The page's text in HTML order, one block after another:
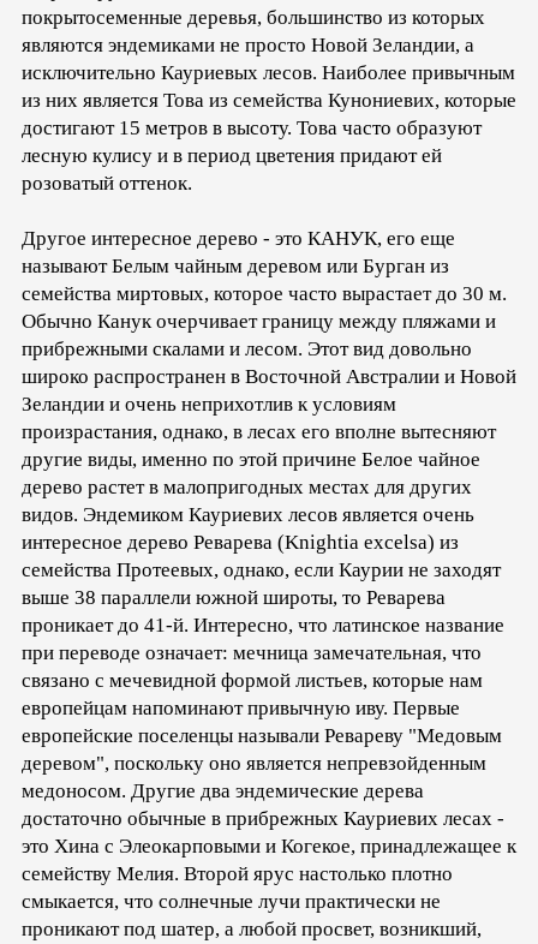
покрытосеменные деревья, большинство из которых
являются эндемиками не просто Новой Зеландии, а
исключительно Кауриевых лесов. Наиболее привычным
из них является Това из семейства Кунониевих, которые
достигают 15 метров в высоту. Това часто образуют
лесную кулису и в период цветения придают ей
розоватый оттенок.
Другое интересное дерево - это КАНУК, его еще
называют Белым чайным деревом или Бурган из
семейства миртовых, которое часто вырастает до 30 м.
Обычно Канук очерчивает границу между пляжами и
прибрежными скалами и лесом. Этот вид довольно
широко распространен в Восточной Австралии и Новой
Зеландии и очень неприхотлив к условиям
произрастания, однако, в лесах его вполне вытесняют
другие виды, именно по этой причине Белое чайное
дерево растет в малопригодных местах для других
видов. Эндемиком Кауриевих лесов является очень
интересное дерево Реварева (Knightia excelsa) из
семейства Протеевых, однако, если Каурии не заходят
выше 38 параллели южной широты, то Реварева
проникает до 41-й. Интересно, что латинское название
при переводе означает: мечница замечательная, что
связано с мечевидной формой листьев, которые нам
европейцам напоминают привычную иву. Первые
европейские поселенцы называли Ревареву "Медовым
деревом", поскольку оно является непревзойденным
медоносом. Другие два эндемические дерева
достаточно обычные в прибрежных Кауриевих лесах -
это Хина с Элеокарповыми и Когекое, принадлежащее к
семейству Мелия. Второй ярус настолько плотно
смыкается, что солнечные лучи практически не
проникают под шатер, а любой просвет, возникший,